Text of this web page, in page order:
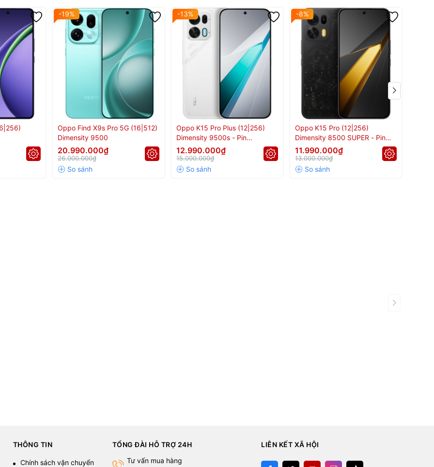
Dimensity 8350 | Hiệu năng mạnh mẽ,
tầm trung hội tụthiết kế cao cấp, camera chuyên nghiệp, pin trâucùng hiệu năng vượt trội. Đây chắc chắn là lựa chọn
cách.
-19%
Oppo Find X9s Pro 5G (16|512)
Dimensity 9500
20.990.000₫
26.000.000₫
-13%
Oppo K15 Pro Plus (12|256)
Dimensity 9500s - Pin
8.000mAh
12.990.000₫
15.000.000₫
-8%
Oppo K15 Pro (12|256)
Dimensity 8500 SUPER - Pin
7.500mAh
11.990.000₫
13.000.000₫
THÔNG TIN
Chính sách vận chuyển
TỔNG ĐÀI HỖ TRỢ 24H
Tư vấn mua hàng
LIÊN KẾT XÃ HỘI